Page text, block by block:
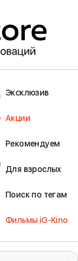
Эксклюзив
Акции
Рекомендуем
Для взрослых
Поиск по тегам
Фильмы iG-Kino